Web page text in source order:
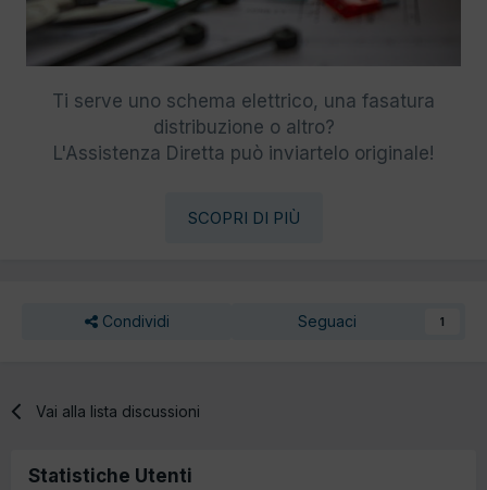
Ti serve uno schema elettrico, una fasatura
distribuzione o altro?
L'Assistenza Diretta può inviartelo originale!
SCOPRI DI PIÙ
Condividi Seguaci 1
Vai alla lista discussioni
Statistiche Utenti